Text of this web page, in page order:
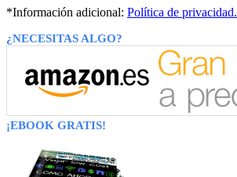
*Información adicional: Política de privacidad.
¿NECESITAS ALGO?
¡EBOOK GRATIS!